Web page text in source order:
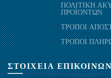
ΠΟΛΙΤΙΚΗ
ΠΡΟΪΟΝΤΩΝ
ΤΡΟΠΟΙ
ΤΡΟΠΟΙ
ΣΤΟΙΧΕΙΑ